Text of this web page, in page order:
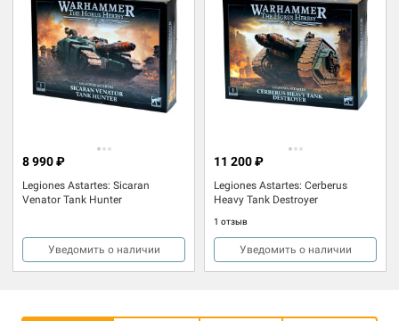
Legiones Astartes: Sicaran
Venator Tank Hunter
8 990 ₽
Уведомить о наличии
Legiones Astartes: Cerberus
Heavy Tank Destroyer
1 отзыв
11 200 ₽
Уведомить о наличии